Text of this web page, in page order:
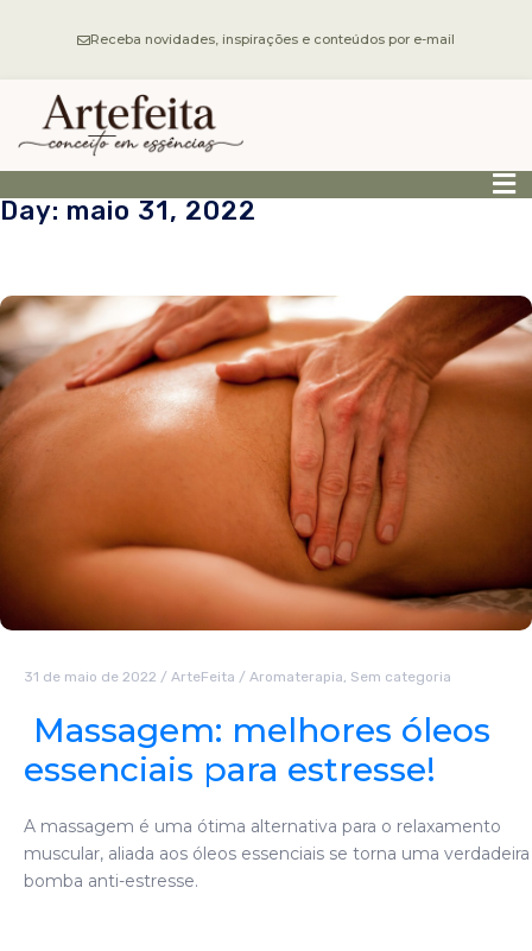
Receba novidades, inspirações e conteúdos por e-mail
Day: maio 31, 2022
31 de maio de 2022 / ArteFeita / Aromaterapia, Sem categoria
Massagem: melhores óleos
essenciais para estresse!
A massagem é uma ótima alternativa para o relaxamento
muscular, aliada aos óleos essenciais se torna uma verdadeira
bomba anti-estresse.